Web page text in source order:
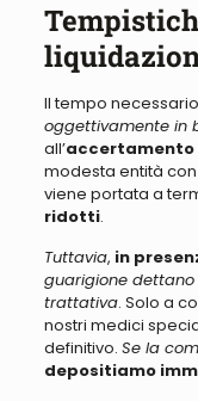
Il tempo
oggettivamente in
all’accertamento
modesta entità con
viene portata a
ridotti.
Tuttavia, in
guarigione
trattativa. Solo a
nostri medici
definitivo. Se la
depositiamo